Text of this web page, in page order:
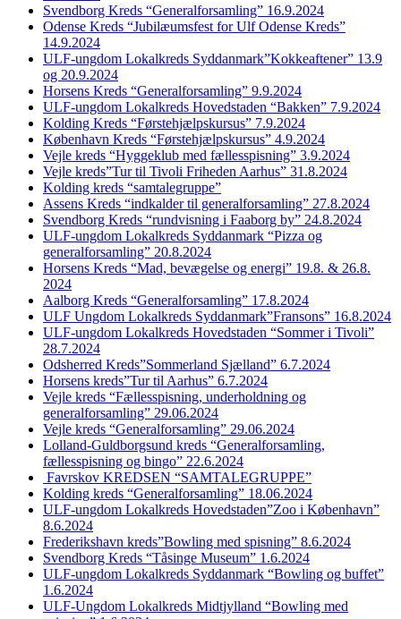
Svendborg Kreds “Generalforsamling” 16.9.2024
Odense Kreds “Jubilæumsfest for Ulf Odense Kreds”
14.9.2024
ULF-ungdom Lokalkreds Syddanmark”Kokkeaftener” 13.9
og 20.9.2024
Horsens Kreds “Generalforsamling” 9.9.2024
ULF-ungdom Lokalkreds Hovedstaden “Bakken” 7.9.2024
Kolding Kreds “Førstehjælpskursus” 7.9.2024
København Kreds “Førstehjælpskursus” 4.9.2024
Vejle kreds “Hyggeklub med fællesspisning” 3.9.2024
Vejle kreds”Tur til Tivoli Friheden Aarhus” 31.8.2024
Kolding kreds “samtalegruppe”
Assens Kreds “indkalder til generalforsamling” 27.8.2024
Svendborg Kreds “rundvisning i Faaborg by” 24.8.2024
ULF-ungdom Lokalkreds Syddanmark “Pizza og
generalforsamling” 20.8.2024
Horsens Kreds “Mad, bevægelse og energi” 19.8. & 26.8.
2024
Aalborg Kreds “Generalforsamling” 17.8.2024
ULF Ungdom Lokalkreds Syddanmark”Fransons” 16.8.2024
ULF-ungdom Lokalkreds Hovedstaden “Sommer i Tivoli”
28.7.2024
Odsherred Kreds”Sommerland Sjælland” 6.7.2024
Horsens kreds”Tur til Aarhus” 6.7.2024
Vejle kreds “Fællesspisning, underholdning og
generalforsamling” 29.06.2024
Vejle kreds “Generalforsamling” 29.06.2024
Lolland-Guldborgsund kreds “Generalforsamling,
fællesspisning og bingo” 22.6.2024
Favrskov KREDSEN “SAMTALEGRUPPE”
Kolding kreds “Generalforsamling” 18.06.2024
ULF-ungdom Lokalkreds Hovedstaden”Zoo i København”
8.6.2024
Frederikshavn kreds”Bowling med spisning” 8.6.2024
Svendborg Kreds “Tåsinge Museum” 1.6.2024
ULF-ungdom Lokalkreds Syddanmark “Bowling og buffet”
1.6.2024
ULF-Ungdom Lokalkreds Midtjylland “Bowling med